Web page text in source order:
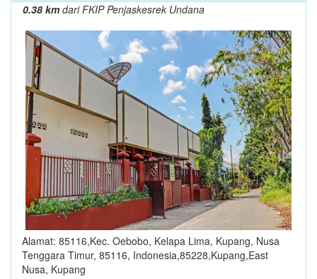
0.38 kmdari FKIP Penjaskesrek Undana
Alamat: 85116,Kec. Oebobo, Kelapa Lima, Kupang, Nusa
Tenggara Timur, 85116, Indonesia,85228,Kupang,East
Nusa, Kupang